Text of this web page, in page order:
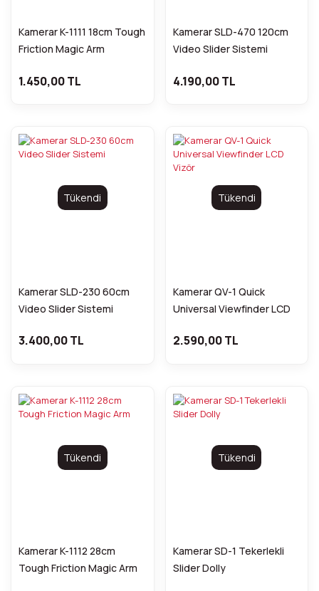
Kamerar K-1111 18cm Tough
Friction Magic Arm
1.450,00 TL
Kamerar SLD-470 120cm
Video Slider Sistemi
4.190,00 TL
Tükendi
Kamerar SLD-230 60cm
Video Slider Sistemi
3.400,00 TL
Tükendi
Kamerar QV-1 Quick
Universal Viewfinder LCD
2.590,00 TL
Tükendi
Kamerar K-1112 28cm
Tough Friction Magic Arm
Tükendi
Kamerar SD-1 Tekerlekli
Slider Dolly